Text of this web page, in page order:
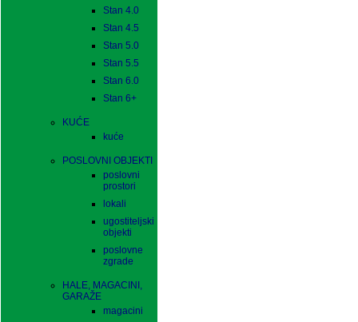
Stan 4.0
Stan 4.5
Stan 5.0
Stan 5.5
Stan 6.0
Stan 6+
KUĆE
kuće
POSLOVNI OBJEKTI
poslovni
prostori
lokali
ugostiteljski
objekti
poslovne
zgrade
HALE, MAGACINI,
GARAŽE
magacini